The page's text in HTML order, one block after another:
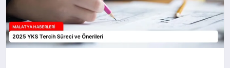
SIYASET
SPOR